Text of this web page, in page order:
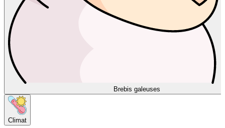
Brebis galeuses
Climat